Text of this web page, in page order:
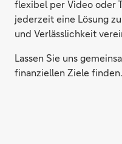
flexibel per Video oder
jederzeit eine Lösung
und Verlässlichkeit
Lassen Sie uns
finanziellen Ziele finden.